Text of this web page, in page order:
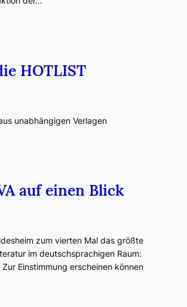
HOTLIST
unabhängigen Verlagen
auf einen Blick
zum vierten Mal das größte
im deutschsprachigen Raum:
Zur Einstimmung erscheinen können